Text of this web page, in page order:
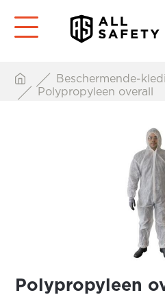
Beschermende-
Polypropyleen overall
Polypropyleen